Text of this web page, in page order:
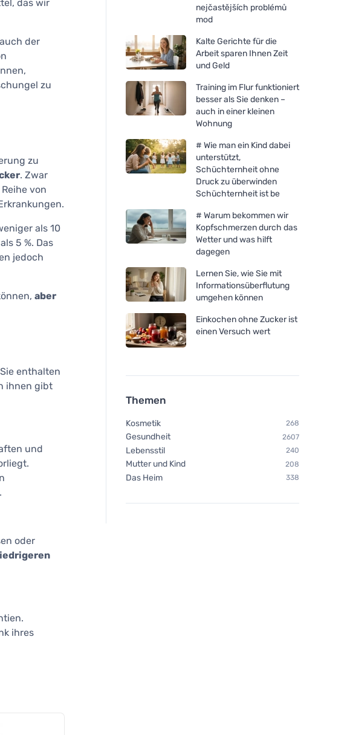
das wir
der
zu
zu
. Zwar
von
als 10
5 %. Das
jedoch
aber
enthalten
ihnen gibt
und
oder
ihres
nejčastějších problémů
mod
Kalte Gerichte für die
Arbeit sparen Ihnen Zeit
und Geld
Training im Flur funktioniert
besser als Sie denken –
auch in einer kleinen
Wohnung
# Wie man ein Kind dabei
unterstützt,
Schüchternheit ohne
Druck zu überwinden
Schüchternheit ist be
# Warum bekommen wir
Kopfschmerzen durch das
Wetter und was hilft
dagegen
Lernen Sie, wie Sie mit
Informationsüberflutung
umgehen können
Einkochen ohne Zucker ist
einen Versuch wert
Themen
Kosmetik 268
Gesundheit 2607
Lebensstil 240
Mutter und Kind 208
Das Heim 338